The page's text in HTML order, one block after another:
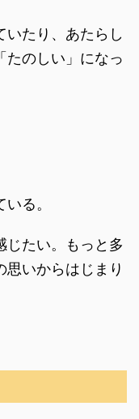
たり、あたらし
たのしい」になっ
じたい。もっと多
いからはじまり